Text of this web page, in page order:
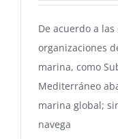
De acuerdo a
organizaciones
marina, como
Mediterráneo
marina global;
navega